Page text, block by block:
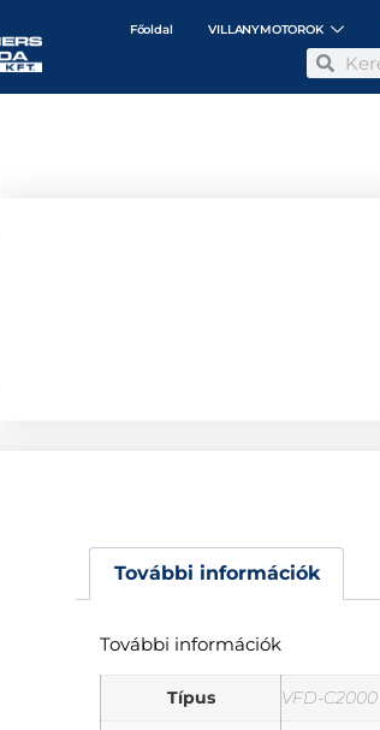
Főoldal VILLANYMOTOROK
További információk
További információk
Típus VFD-C2000